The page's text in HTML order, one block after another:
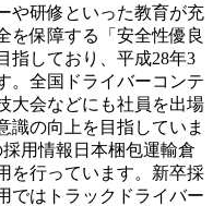
や研修といった教育が充
を保障する「安全性優良
指しており、平成28年3
。全国ドライバーコンテ
大会などにも社員を出場
識の向上を目指していま
用情報日本梱包運輸倉
を行っています。新卒採
ではトラックドライバー